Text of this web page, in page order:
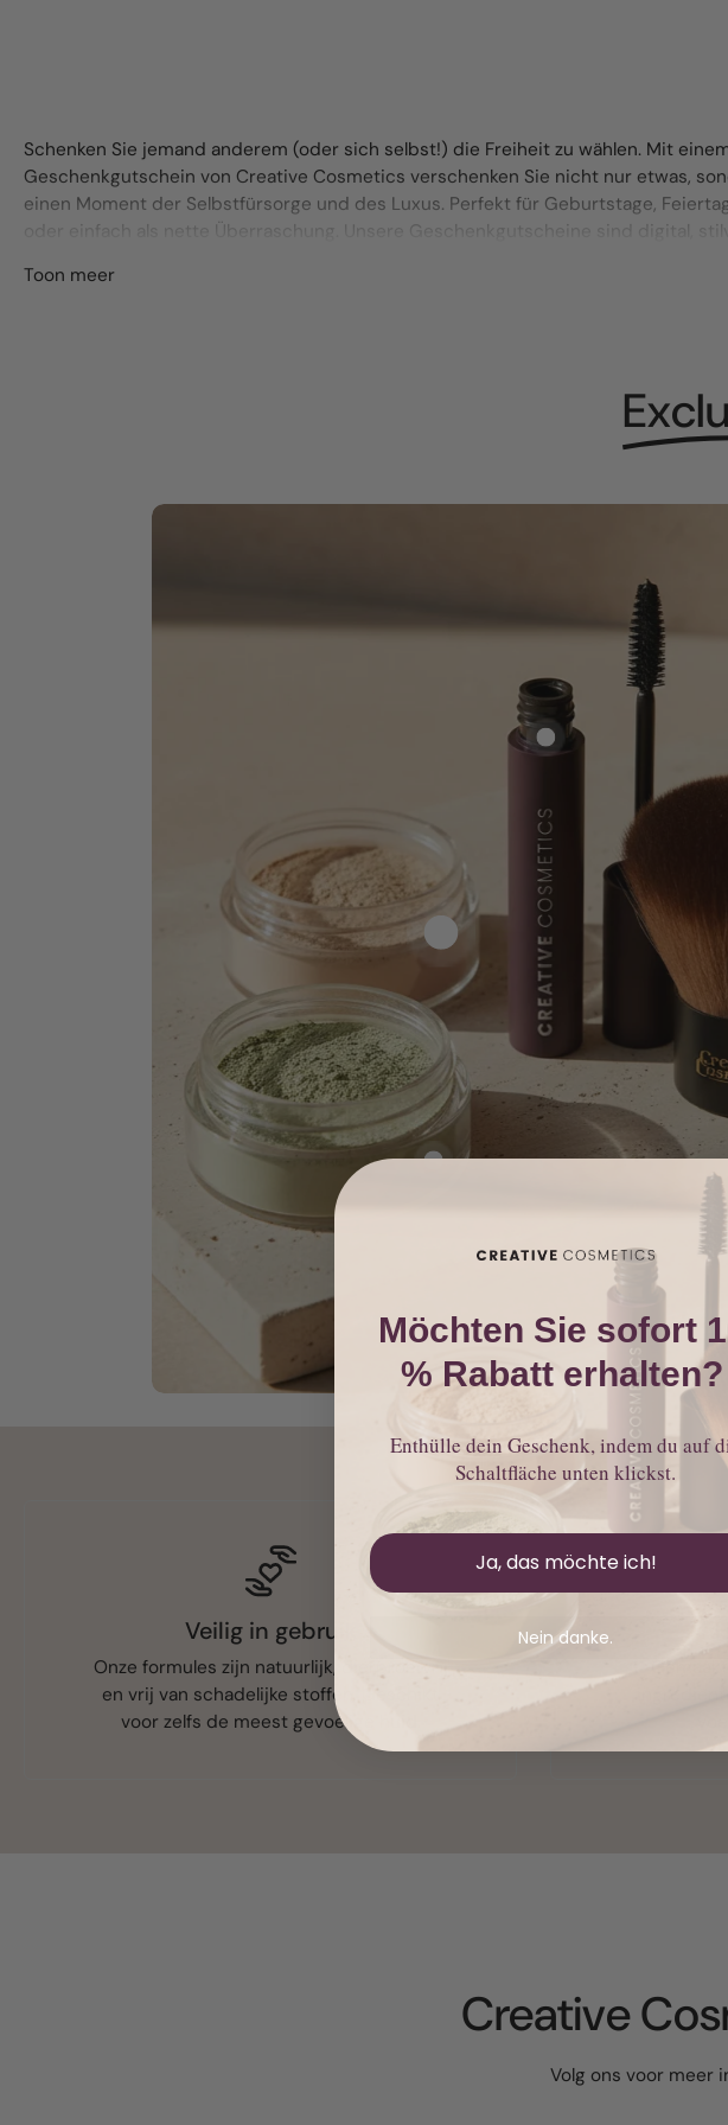
Schenken Sie jemand anderem (oder sich selbst!) die Freiheit zu wählen. Mit
Geschenkgutschein von Creative Cosmetics verschenken Sie nicht nur etwas,
einen Moment der Selbstfürsorge und des Luxus. Perfekt für Geburtstage,
oder einfach als nette Überraschung. Unsere Geschenkgutscheine sind digital,
Toon meer
Veilig in gebruik
Onze formules zijn natuurlijk, dierproefvrij
en vrij van schadelijke stoffen. Geschikt
voor zelfs de meest gevoelige huid.
Creative
Volg ons voor meer
Möchten Sie sofort
% Rabatt erhalten?
Enthülle dein Geschenk, indem du auf
Schaltfläche unten klickst.
Ja, das möchte ich!
Nein danke.